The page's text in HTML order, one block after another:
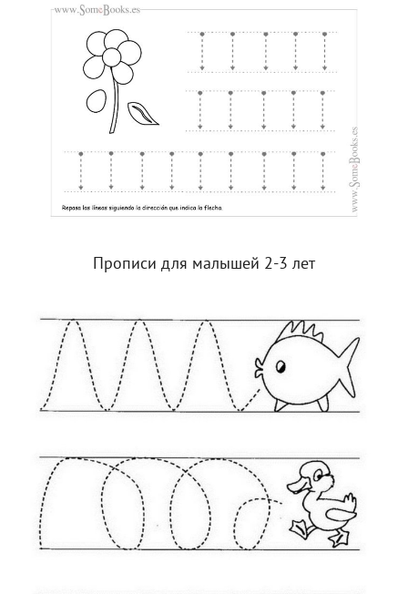
Прописи для малышей 2-3 лет